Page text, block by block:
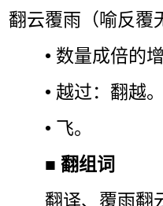
翻云覆雨（喻反覆
• 数量成倍的
• 越过：翻越。
• 飞。
■翻组词
翻译、覆雨翻